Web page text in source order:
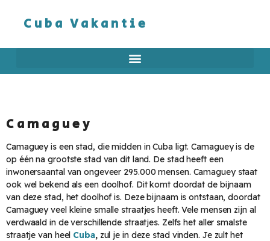
Cuba Vakantie
Camaguey
Camaguey is een stad, die midden in Cuba ligt. Camaguey is de
op één na grootste stad van dit land. De stad heeft een
inwonersaantal van ongeveer 295.000 mensen. Camaguey staat
ook wel bekend als een doolhof. Dit komt doordat de bijnaam
van deze stad, het doolhof is. Deze bijnaam is ontstaan, doordat
Camaguey veel kleine smalle straatjes heeft. Vele mensen zijn al
verdwaald in de verschillende straatjes. Zelfs het aller smalste
straatje van heel Cuba,zul je in deze stad vinden. Je zult het